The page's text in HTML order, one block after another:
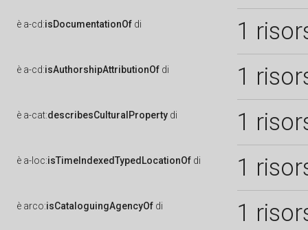
è a-cd:isDocumentationOf di 1
è a-cd:isAuthorshipAttributionOf di 1
è a-cat:describesCulturalProperty di 1
è a-loc:isTimeIndexedTypedLocationOf di 1
è arco:isCataloguingAgencyOf di 1